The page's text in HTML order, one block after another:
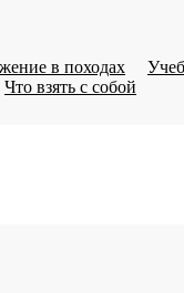
в походах
Что взять с собой